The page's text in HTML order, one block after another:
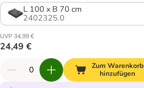
L 100 x B 70 cm
2402325.0
UVP 34,99 €
24,49 €
Zum Warenkorb
hinzufügen